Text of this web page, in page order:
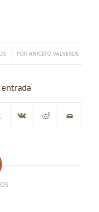
PORANICETO VALVERDE